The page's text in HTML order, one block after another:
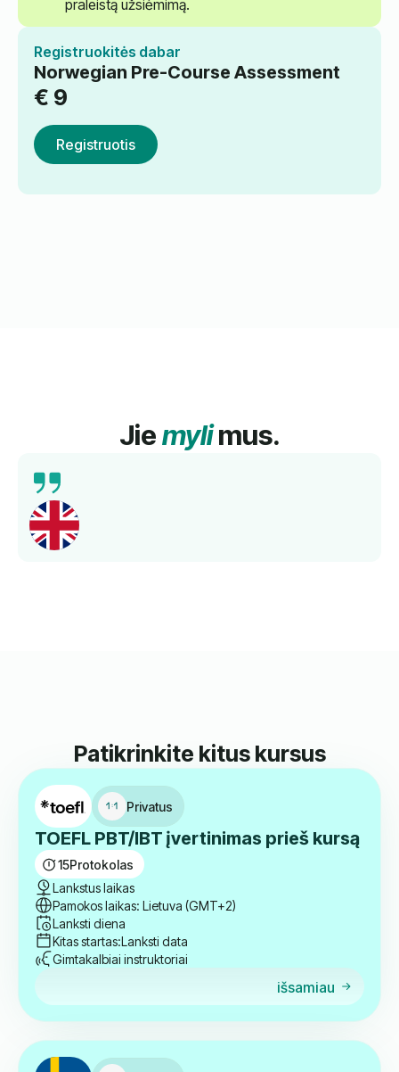
praleistą užsiėmimą.
Registruokitės dabar
Norwegian Pre-Course Assessment
€ 9
Registruotis
Jiemylimus.
Išsamus mokymas, kompetentingi mokytojai ir
geresnis kalbos mokėjimas per trumpą laiką.
Rekomenduojama!
Patikrinkite kitus kursus
Privatus
15Protokolas